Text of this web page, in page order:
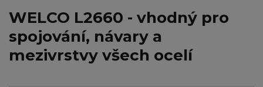
WELCO L2660 - vhodný pro
spojování, návary a
mezivrstvy všech ocelí